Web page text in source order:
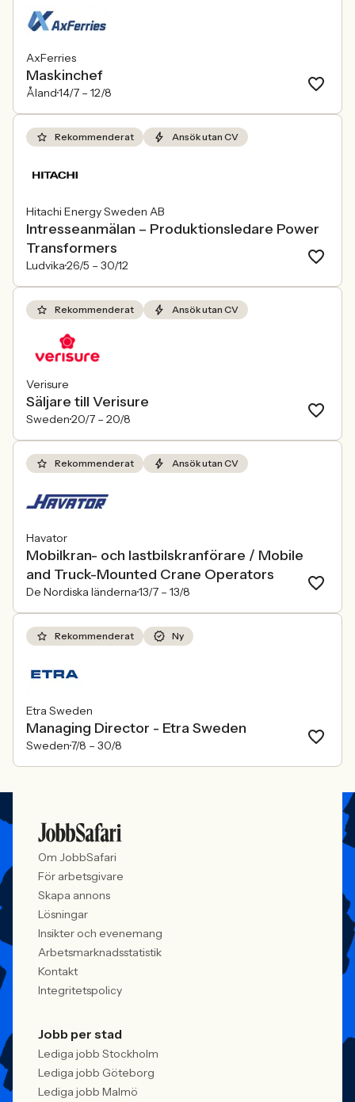
AxFerries
Maskinchef
Åland14/7 – 12/8
Rekommenderat Ansök utan CV
Hitachi Energy Sweden AB
Intresseanmälan – Produktionsledare Power
Transformers
Ludvika26/5 – 30/12
Rekommenderat Ansök utan CV
Verisure
Säljare till Verisure
Sweden20/7 – 20/8
Rekommenderat Ansök utan CV
Havator
Mobilkran- och lastbilskranförare / Mobile
and Truck-Mounted Crane Operators
De Nordiska länderna13/7 – 13/8
Rekommenderat Ny
Etra Sweden
Managing Director - Etra Sweden
Sweden7/8 – 30/8
Om JobbSafari
För arbetsgivare
Skapa annons
Lösningar
Insikter och evenemang
Arbetsmarknadsstatistik
Kontakt
Integritetspolicy
Jobb per stad
Lediga jobb Stockholm
Lediga jobb Göteborg
Lediga jobb Malmö